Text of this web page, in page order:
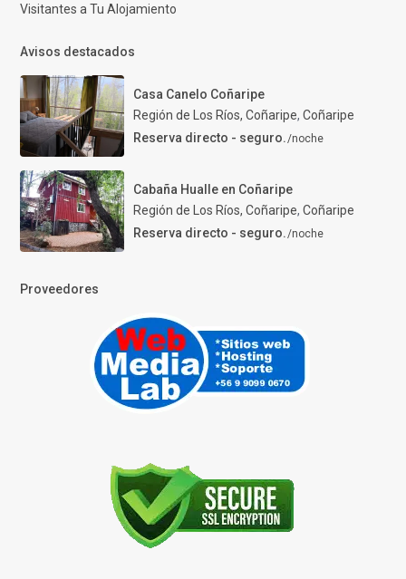
Visitantes a Tu Alojamiento
Avisos destacados
Casa Canelo Coñaripe
Región de Los Ríos, Coñaripe, Coñaripe
Reserva directo - seguro./noche
Cabaña Hualle en Coñaripe
Región de Los Ríos, Coñaripe, Coñaripe
Reserva directo - seguro./noche
Proveedores